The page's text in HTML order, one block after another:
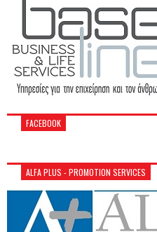
FACEBOOK
ALFA PLUS - PROMOTION SERVICES